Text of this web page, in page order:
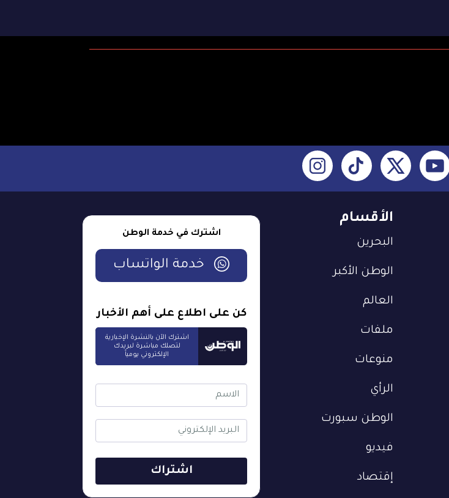
الأقسام
البحرين
الوطن الأكبر
العالم
ملفات
منوعات
الرأي
الوطن سبورت
فيديو
إقتصاد
اشترك في خدمة الوطن
خدمة الواتساب
كن على اطلاع على أهم الأخبار
اشترك الآن بالنشرة الإخبارية
لتصلك مباشرة لبريدك
الإلكتروني يومياً
اشتراك